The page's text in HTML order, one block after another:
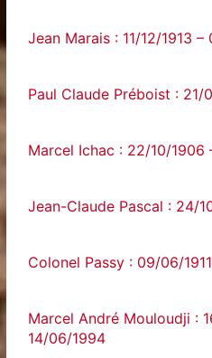
Jean Marais : 11/12/1913 –
Paul Claude Préboist :
Marcel Ichac : 22/10/1906
Jean-Claude Pascal : 24/
Colonel Passy : 09/06/
Marcel André Mouloudji :
14/06/1994